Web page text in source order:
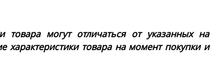
товара могут отличаться от указанных на
характеристики товара на момент покупки и